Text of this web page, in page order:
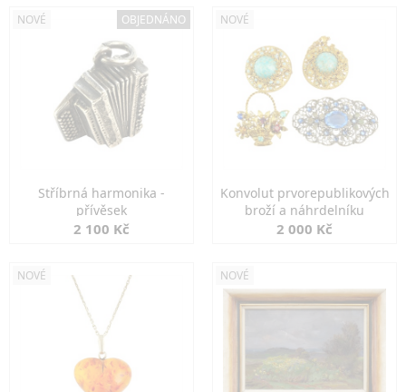
NOVÉ OBJEDNÁNO
Stříbrná harmonika -
přívěsek
2 100 Kč
NOVÉ
Konvolut prvorepublikových
broží a náhrdelníku
2 000 Kč
NOVÉ NOVÉ